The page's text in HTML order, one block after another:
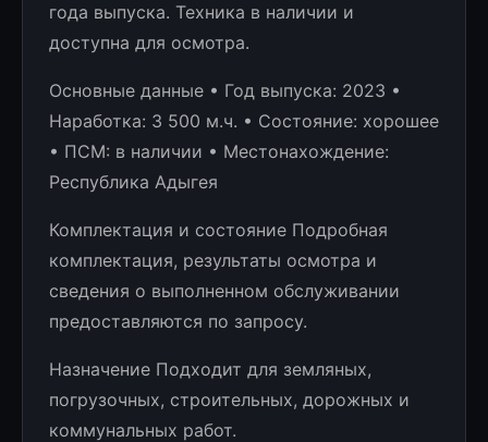
года выпуска. Техника в наличии и
доступна для осмотра.
Основные данные • Год выпуска: 2023 •
Наработка: 3 500 м.ч. • Состояние: хорошее
• ПСМ: в наличии • Местонахождение:
Республика Адыгея
Комплектация и состояние Подробная
комплектация, результаты осмотра и
сведения о выполненном обслуживании
предоставляются по запросу.
Назначение Подходит для земляных,
погрузочных, строительных, дорожных и
коммунальных работ.